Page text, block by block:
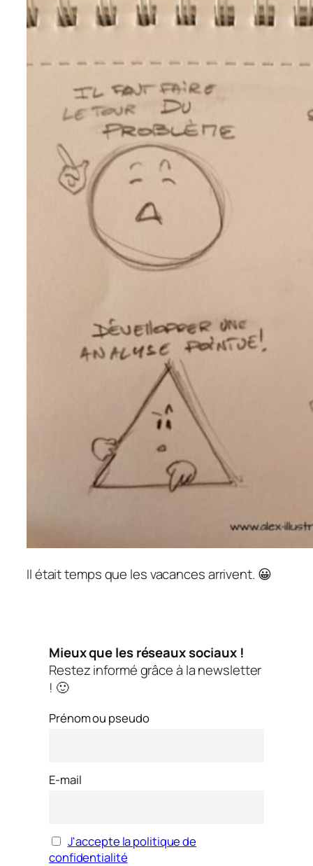
Il était temps que les vacances arrivent. 😀
Mieux que les réseaux sociaux !
Restez informé grâce à la newsletter
! 🙂
Prénom ou pseudo
E-mail
J'accepte la politique de
confidentialité